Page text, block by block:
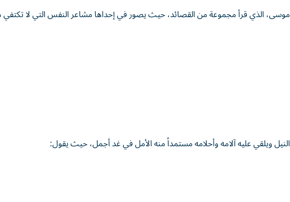
موسى، الذي قرأ مجموعة من القصائد، حيث يصور في إحداها مشاعر النفس التي لا
ويلقي عليه آلامه وأحلامه مستمداً منه الأمل في غد أجمل، حيث يقول: